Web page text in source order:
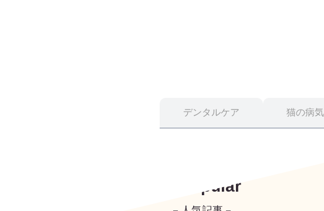
デンタルケア 猫の病気
Popular